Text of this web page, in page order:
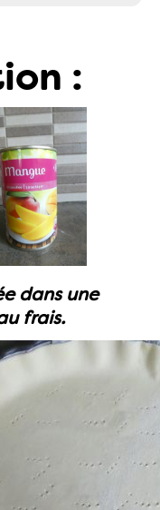
:
dans une
frais.